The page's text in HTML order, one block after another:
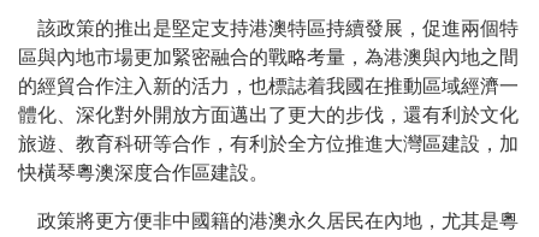
該政策的推出是堅定支持港澳特區持續發展，促進兩個特
區與內地市場更加緊密融合的戰略考量，為港澳與內地之間
的經貿合作注入新的活力，也標誌着我國在推動區域經濟一
體化、深化對外開放方面邁出了更大的步伐，還有利於文化
旅遊、教育科研等合作，有利於全方位推進大灣區建設，加
快橫琴粵澳深度合作區建設。
政策將更方便非中國籍的港澳永久居民在內地，尤其是粵